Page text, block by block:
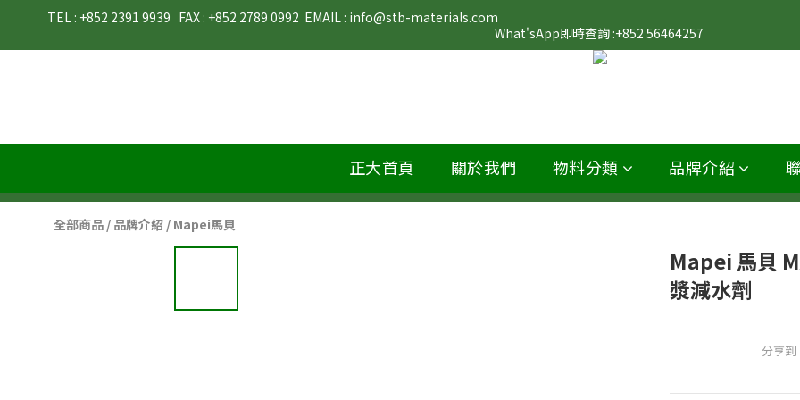
TEL : +852 2391 9939   FAX : +852 2789 0992  EMAIL : info@stb-materials.com
What'sApp即時查詢 :+852 56464257
正大首頁 關於我們 物料分類 品牌介紹
全部商品 / 品牌介紹 / Mapei馬貝
Mapei 馬貝
漿減水劑
分享到